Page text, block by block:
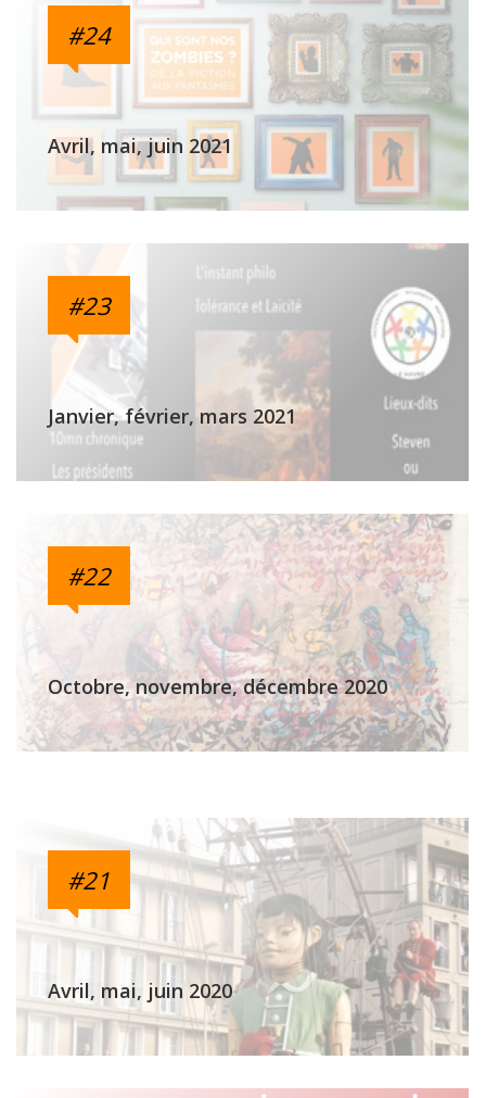
#24
Avril, mai, juin 2021
#23
Janvier, février, mars 2021
#22
Octobre, novembre, décembre 2020
#21
Avril, mai, juin 2020